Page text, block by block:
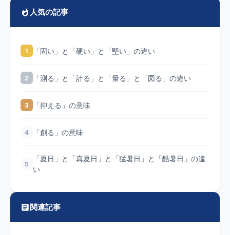
人気の記事
1 「固い」と「硬い」と「堅い」の違い
2 「測る」と「計る」と「量る」と「図る」の違い
3 「抑える」の意味
4 「創る」の意味
5
「夏日」と「真夏日」と「猛暑日」と「酷暑日」の違
い
関連記事